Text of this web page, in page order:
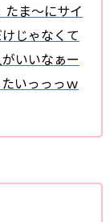
ま〜にサイ
じゃなくて
いいなぁー
いっっっｗ